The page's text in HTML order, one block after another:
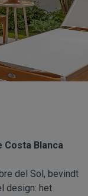
Blanca
del Sol, bevindt
design: het